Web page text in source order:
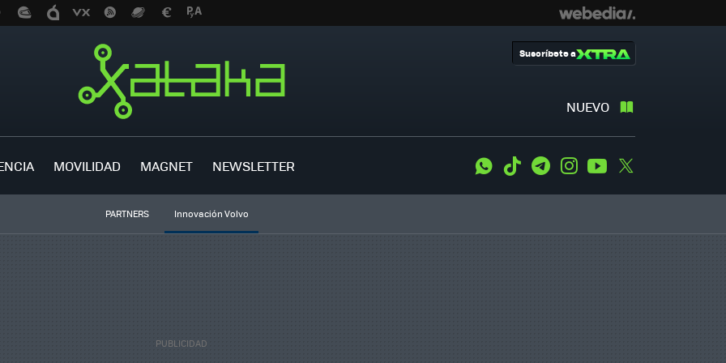
NUEVO
Suscríbete a
MOVILIDAD MAGNET NEWSLETTER WhatsApp
Tiktok TelegramInstagramYoutube
PARTNERS Innovación Volvo